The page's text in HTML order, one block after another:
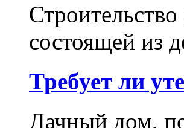
состоящей из
Требует ли
Дачный дом,